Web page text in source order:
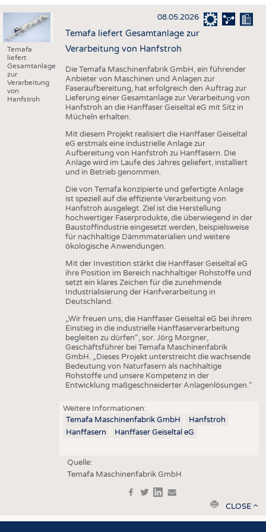
HAUS- UND HEIMTEXTILIEN
BEKLEIDUNG
TESTS
BUSINESS
UNTERNEHMEN
AUSSCHREIBUNGEN
DTV AUSSCHREIBUNGSDIENST
STATISTICS
DAUNENCHECK
ADRESSEN & LINKS
PUBLIKATIONEN
TERMINE
BRANCHENTERMINE
Temafa
liefert
Gesamtanlage
zur
Verarbeitung
von
Hanfstroh
08.05.2026
Temafa liefert Gesamtanlage zur
Verarbeitung von Hanfstroh
Die Temafa Maschinenfabrik GmbH, ein führender
Anbieter von Maschinen und Anlagen zur
Faseraufbereitung, hat erfolgreich den Auftrag zur
Lieferung einer Gesamtanlage zur Verarbeitung von
Hanfstroh an die Hanffaser Geiseltal eG mit Sitz in
Mücheln erhalten.
Mit diesem Projekt realisiert die Hanffaser Geiseltal
eG erstmals eine industrielle Anlage zur
Aufbereitung von Hanfstroh zu Hanffasern. Die
Anlage wird im Laufe des Jahres geliefert, installiert
und in Betrieb genommen.
Die von Temafa konzipierte und gefertigte Anlage
ist speziell auf die effiziente Verarbeitung von
Hanfstroh ausgelegt. Ziel ist die Herstellung
hochwertiger Faserprodukte, die überwiegend in der
Baustoffindustrie eingesetzt werden, beispielsweise
für nachhaltige Dämmmaterialien und weitere
ökologische Anwendungen.
Mit der Investition stärkt die Hanffaser Geiseltal eG
ihre Position im Bereich nachhaltiger Rohstoffe und
setzt ein klares Zeichen für die zunehmende
Industrialisierung der Hanfverarbeitung in
Deutschland.
„Wir freuen uns, die Hanffaser Geiseltal eG bei ihrem
Einstieg in die industrielle Hanffaserverarbeitung
begleiten zu dürfen“, sor. Jörg Morgner,
Geschäftsführer bei Temafa Maschinenfabrik
GmbH. „Dieses Projekt unterstreicht die wachsende
Bedeutung von Naturfasern als nachhaltige
Rohstoffe und unsere Kompetenz in der
Entwicklung maßgeschneiderter Anlagenlösungen.“
Weitere Informationen:
Temafa Maschinenfabrik GmbH
Hanfstroh
Hanffasern
Hanffaser Geiseltal eG
Quelle:
Temafa Maschinenfabrik GmbH
in
print
CLOSE